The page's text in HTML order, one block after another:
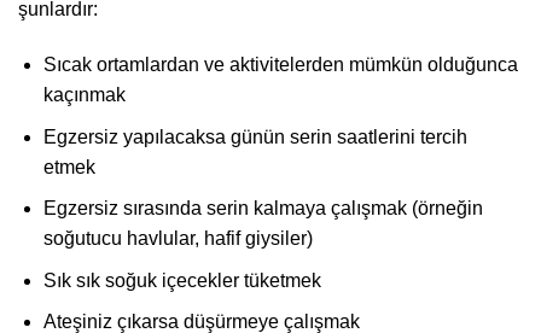
şunlardır:
Sıcak ortamlardan ve aktivitelerden mümkün olduğunca
kaçınmak
Egzersiz yapılacaksa günün serin saatlerini tercih
etmek
Egzersiz sırasında serin kalmaya çalışmak (örneğin
soğutucu havlular, hafif giysiler)
Sık sık soğuk içecekler tüketmek
Ateşiniz çıkarsa düşürmeye çalışmak